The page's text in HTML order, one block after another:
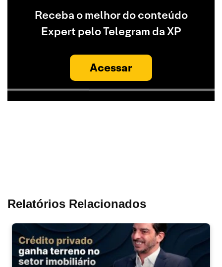
Receba o melhor do conteúdo
Expert pelo Telegram da XP
Acessar
Relatórios Relacionados